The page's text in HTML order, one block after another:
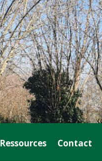
Ressources Contact